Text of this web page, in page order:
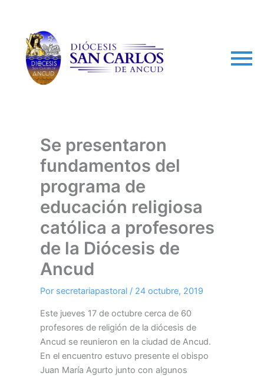
Se presentaron
fundamentos del
programa de
educación religiosa
católica a profesores
de la Diócesis de
Ancud
Por secretariapastoral / 24 octubre, 2019
Este jueves 17 de octubre cerca de 60
profesores de religión de la diócesis de
Ancud se reunieron en la ciudad de Ancud.
En el encuentro estuvo presente el obispo
Juan María Agurto junto con algunos